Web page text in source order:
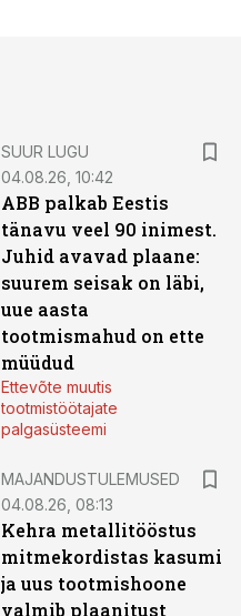
SUUR LUGU
04.08.26, 10:42
ABB palkab Eestis
tänavu veel 90 inimest.
Juhid avavad plaane:
suurem seisak on läbi,
uue aasta
tootmismahud on ette
müüdud
Ettevõte muutis
tootmistöötajate
palgasüsteemi
MAJANDUSTULEMUSED
04.08.26, 08:13
Kehra metallitööstus
mitmekordistas kasumi
ja uus tootmishoone
valmib plaanitust